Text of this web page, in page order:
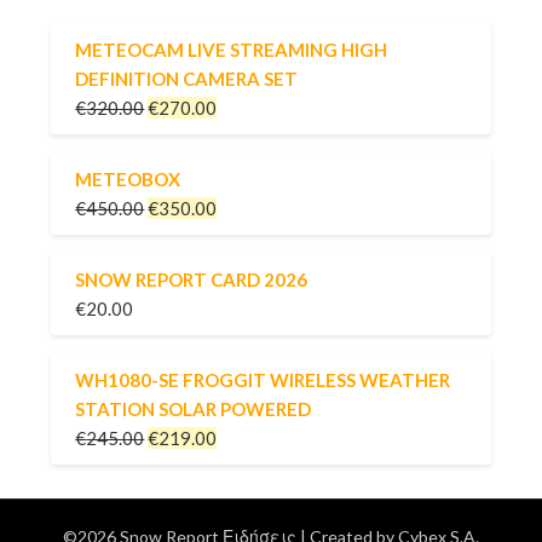
METEOCAM LIVE STREAMING HIGH
DEFINITION CAMERA SET
€320.00€270.00
METEOBOX
€450.00€350.00
SNOW REPORT CARD 2026
€20.00
WH1080-SE FROGGIT WIRELESS WEATHER
STATION SOLAR POWERED
€245.00€219.00
©2026 Snow Report Ειδήσεις | Created byCybex S.A.